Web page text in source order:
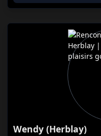
Wendy (Herblay)